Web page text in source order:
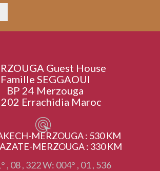
Guest House
Famille SEGGAOUI
BP 24 Merzouga
Errachidia Maroc
MERZOUGA : 530 KM
MERZOUGA : 330 KM
, 08 , 322 W: 004° , 01 , 536